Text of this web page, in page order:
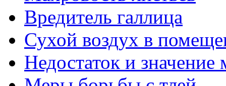
Вредитель галлица
Сухой воздух в
Недостаток и